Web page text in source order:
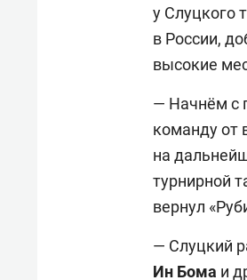
у Слуцкого
в России,
высокие
— Начнём с
команду от
на
турнирной
вернул
— Слуцкий
Ин Бома и